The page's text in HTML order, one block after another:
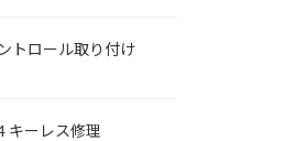
トロール取り付け
キーレス修理